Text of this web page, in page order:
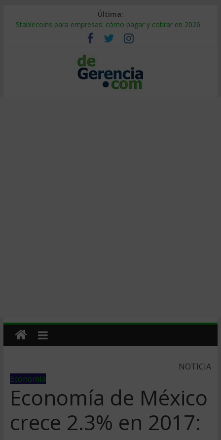
Última:
Stablecoins para empresas: cómo pagar y cobrar en 2026
Despido silencioso: qué es y por qué sale tan caro
IA en selección de personal: cómo auditarla a tiempo
Trabajo forzoso en la cadena de suministro: qué hacer
Mercado hispano de EE. UU.: cómo segmentarlo y venderle
NOTICIA
Economía
Economía de México
crece 2.3% en 2017: